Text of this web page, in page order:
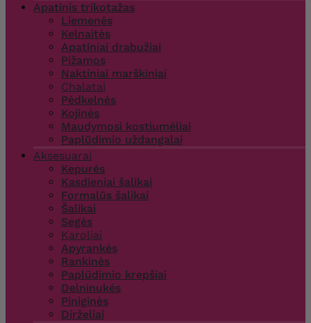
Apatinis trikotažas
Liemenės
Kelnaitės
Apatiniai drabužiai
Pižamos
Naktiniai marškiniai
Chalatai
Pėdkelnės
Kojinės
Maudymosi kostiumėliai
Paplūdimio uždangalai
Aksesuarai
Kepurės
Kasdieniai šalikai
Formalūs šalikai
Šalikai
Segės
Karoliai
Apyrankės
Rankinės
Paplūdimio krepšiai
Delninukės
Piniginės
Dirželiai